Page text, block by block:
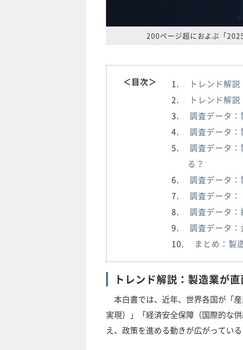
200ページ超におよぶ「
＜目次＞
トレンド解
トレンド解
調査データ
調査データ
調査データ
る？
調査データ：
調査データ
調査データ
調査データ
まとめ：製
トレンド解説：製造業が
本白書では、近年、世界各国が「
実現）」「経済安全保障（国際的な
え、政策を進める動きが広がっている